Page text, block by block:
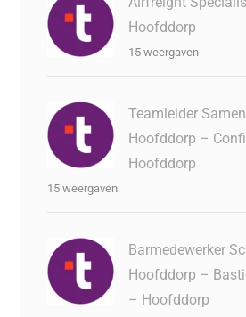
Hoofddorp
15 weergaven
Teamleider
Hoofddorp –
Hoofddorp
15 weergaven
Barmedewerker
Hoofddorp –
– Hoofddorp